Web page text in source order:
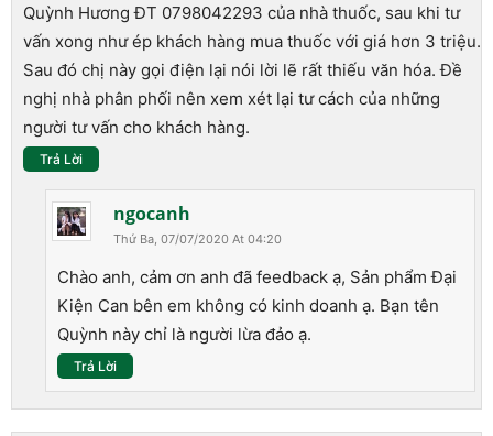
Quỳnh Hương ĐT 0798042293 của nhà thuốc, sau khi tư
vấn xong như ép khách hàng mua thuốc với giá hơn 3 triệu.
Sau đó chị này gọi điện lại nói lời lẽ rất thiếu văn hóa. Đề
nghị nhà phân phối nên xem xét lại tư cách của những
người tư vấn cho khách hàng.
Trả Lời
ngocanh
Thứ Ba, 07/07/2020 At 04:20
Chào anh, cảm ơn anh đã feedback ạ, Sản phẩm Đại
Kiện Can bên em không có kinh doanh ạ. Bạn tên
Quỳnh này chỉ là người lừa đảo ạ.
Trả Lời